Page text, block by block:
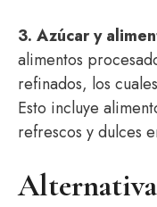
3. Azúcar y
alimentos
refinados, los
Esto incluye
refrescos y dulces